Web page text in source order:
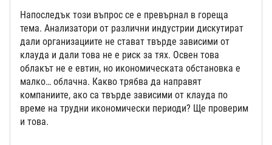
Напоследък този въпрос се е превърнал в гореща
тема. Анализатори от различни индустрии дискутират
дали организациите не стават твърде зависими от
клауда и дали това не е риск за тях. Освен това
облакът не е евтин, но икономическата обстановка е
малко… облачна. Какво трябва да направят
компаниите, ако са твърде зависими от клауда по
време на трудни икономически периоди? Ще проверим
и това.